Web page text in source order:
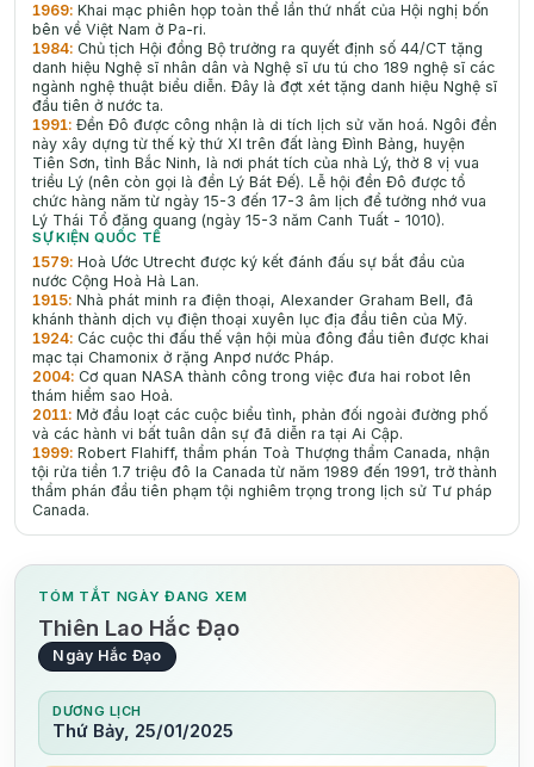
1969:Khai mạc phiên họp toàn thể lần thứ nhất của Hội nghị bốn
bên về Việt Nam ở Pa-ri.
1984:Chủ tịch Hội đồng Bộ trưởng ra quyết định số 44/CT tặng
danh hiệu Nghệ sĩ nhân dân và Nghệ sĩ ưu tú cho 189 nghệ sĩ các
ngành nghệ thuật biểu diễn. Đây là đợt xét tặng danh hiệu Nghệ sĩ
đầu tiên ở nước ta.
1991:Đền Đô được công nhận là di tích lịch sử vǎn hoá. Ngôi đền
này xây dựng từ thế kỷ thứ XI trên đất làng Đình Bảng, huyện
Tiên Sơn, tỉnh Bắc Ninh, là nơi phát tích của nhà Lý, thờ 8 vị vua
triều Lý (nên còn gọi là đền Lý Bát Đế). Lễ hội đền Đô được tổ
chức hàng nǎm từ ngày 15-3 đến 17-3 âm lịch để tưởng nhớ vua
Lý Thái Tổ đǎng quang (ngày 15-3 nǎm Canh Tuất - 1010).
SỰ KIỆN QUỐC TẾ
1579:Hoà Ước Utrecht được ký kết đánh đấu sự bắt đầu của
nước Cộng Hoà Hà Lan.
1915:Nhà phát minh ra điện thoại, Alexander Graham Bell, đã
khánh thành dịch vụ điện thoại xuyên lục địa đầu tiên của Mỹ.
1924:Các cuộc thi đấu thế vận hội mùa đông đầu tiên được khai
mạc tại Chamonix ở rặng Anpơ nước Pháp.
2004:Cơ quan NASA thành công trong việc đưa hai robot lên
thám hiểm sao Hoả.
2011:Mở đầu loạt các cuộc biểu tình, phản đối ngoài đường phố
và các hành vi bất tuân dân sự đã diễn ra tại Ai Cập.
1999:Robert Flahiff, thẩm phán Toà Thượng thẩm Canada, nhận
tội rửa tiền 1.7 triệu đô la Canada từ năm 1989 đến 1991, trở thành
thẩm phán đầu tiên phạm tội nghiêm trọng trong lịch sử Tư pháp
Canada.
TÓM TẮT NGÀY ĐANG XEM
Thiên Lao Hắc Đạo
Ngày Hắc Đạo
DƯƠNG LỊCH
Thứ Bảy, 25/01/2025